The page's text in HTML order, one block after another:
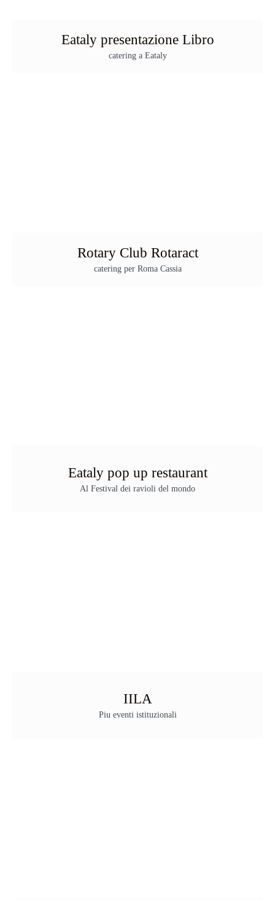
Eataly presentazione Libro
catering a Eataly
Rotary Club Rotaract
catering per Roma Cassia
Eataly pop up restaurant
Al Festival dei ravioli del mondo
IILA
Piu eventi istituzionali